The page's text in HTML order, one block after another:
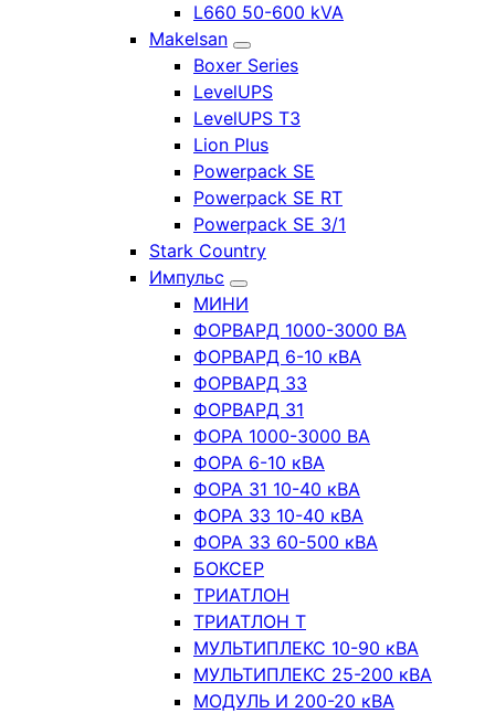
L660 50-600 kVA
Makelsan
Boxer Series
LevelUPS
LevelUPS T3
Lion Plus
Powerpack SE
Powerpack SE RT
Powerpack SE 3/1
Stark Country
Импульс
МИНИ
ФОРВАРД 1000-3000 ВА
ФОРВАРД 6-10 кВА
ФОРВАРД 33
ФОРВАРД 31
ФОРА 1000-3000 ВА
ФОРА 6-10 кВА
ФОРА 31 10-40 кВА
ФОРА 33 10-40 кВА
ФОРА 33 60-500 кВА
БОКСЕР
ТРИАТЛОН
ТРИАТЛОН Т
МУЛЬТИПЛЕКС 10-90 кВА
МУЛЬТИПЛЕКС 25-200 кВА
МОДУЛЬ И 200-20 кВА